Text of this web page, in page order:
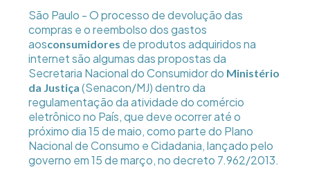
São Paulo - O processo de devolução das
compras e o reembolso dos gastos
aosconsumidores de produtos adquiridos na
internet são algumas das propostas da
Secretaria Nacional do Consumidor do Ministério
da Justiça (Senacon/MJ) dentro da
regulamentação da atividade do comércio
eletrônico no País, que deve ocorrer até o
próximo dia 15 de maio, como parte do Plano
Nacional de Consumo e Cidadania, lançado pelo
governo em 15 de março, no decreto 7.962/2013.